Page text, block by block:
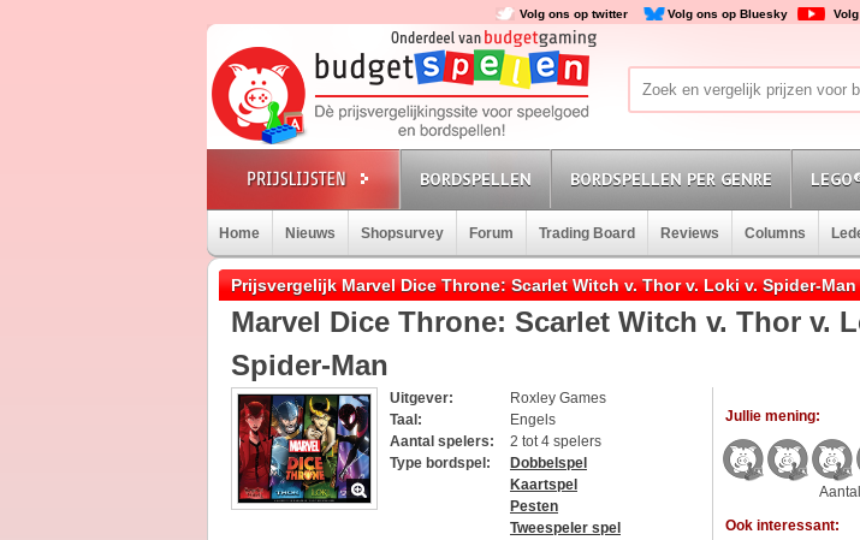
Volg ons op twitter Volg ons op Bluesky
BORDSPELLEN BORDSPELLEN PER GENRE
Home Nieuws Shopsurvey Forum Trading Board Reviews Columns
Prijsvergelijk Marvel Dice Throne: Scarlet Witch v. Thor v. Loki v. Spider-Man
Marvel Dice Throne: Scarlet Witch v. Thor v.
Spider-Man
Uitgever:
Roxley Games
Taal:
Engels
Aantal spelers:
2 tot 4 spelers
Type bordspel:
Dobbelspel
Kaartspel
Pesten
Tweespeler spel
Jullie mening:
Ook interessant: